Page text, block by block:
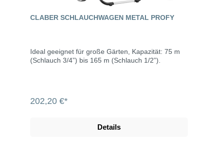
CLABER SCHLAUCHWAGEN METAL PROFY
Ideal geeignet für große Gärten, Kapazität: 75 m
(Schlauch 3/4”) bis 165 m (Schlauch 1/2”).
202,20 €*
Details